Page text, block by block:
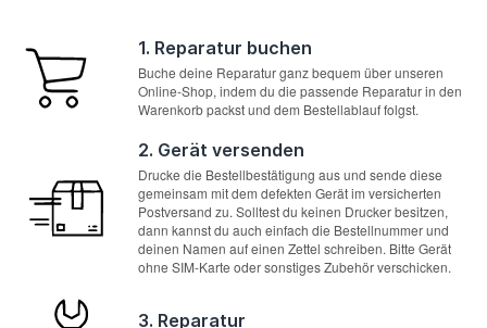
1. Reparatur buchen
Buche deine Reparatur ganz bequem über unseren
Online-Shop, indem du die passende Reparatur in den
Warenkorb packst und dem Bestellablauf folgst.
2. Gerät versenden
Drucke die Bestellbestätigung aus und sende diese
gemeinsam mit dem defekten Gerät im versicherten
Postversand zu. Solltest du keinen Drucker besitzen,
dann kannst du auch einfach die Bestellnummer und
deinen Namen auf einen Zettel schreiben. Bitte Gerät
ohne SIM-Karte oder sonstiges Zubehör verschicken.
3. Reparatur